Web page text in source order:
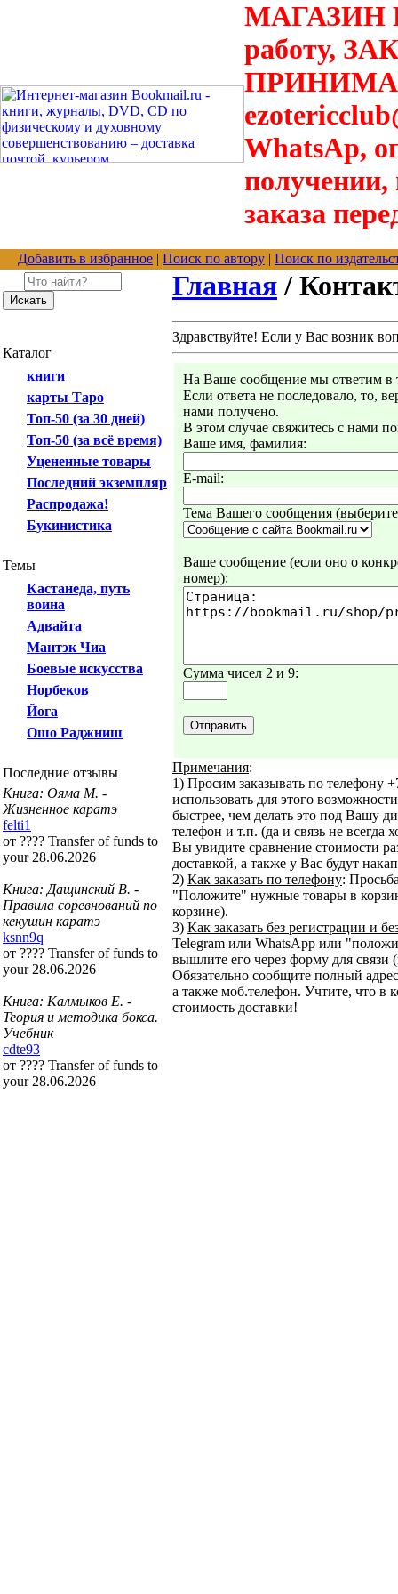
МАГАЗИН
работу,
WhatsAp,
получении,
заказа
Добавить в избранное | Поиск по автору | Поиск по
Каталог
книги
карты Таро
Топ-50 (за 30 дней)
Топ-50 (за всё время)
Уцененные товары
Последний экземпляр
Распродажа!
Букинистика
Темы
Кастанеда, путь
воина
Адвайта
Мантэк Чиа
Боевые искусства
Норбеков
Йога
Ошо Раджниш
Последние отзывы
Книга: Ояма М. -
Жизненное каратэ
felti1
от ???? Transfer of funds to
your 28.06.2026
Книга: Дащинский В. -
Правила соревнований по
кекушин каратэ
ksnn9q
от ???? Transfer of funds to
your 28.06.2026
Книга: Калмыков Е. -
Теория и методика бокса.
Учебник
cdte93
от ???? Transfer of funds to
your 28.06.2026
Главная /
Здравствуйте! Если у Вас возник
На Ваше сообщение мы ответим в
Если ответа не последовало, то,
нами получено.
В этом случае свяжитесь с нами
Ваше имя, фамилия:
E-mail:
Тема Вашего сообщения
Ваше сообщение (если оно о
номер):
Сумма чисел 2 и 9:
Примечания:
1) Просим заказывать по телефону
использовать для этого
быстрее, чем делать это под Вашу
телефон и т.п. (да и связь не всегда
Вы увидите сравнение стоимости
доставкой, а также у Вас будут
2) Как заказать по телефону:
"Положите" нужные товары в
корзине).
3) Как заказать без регистрации и
Telegram или WhatsApp или
вышлите его через форму для связи
Обязательно сообщите полный
а также моб.телефон. Учтите, что в
стоимость доставки!